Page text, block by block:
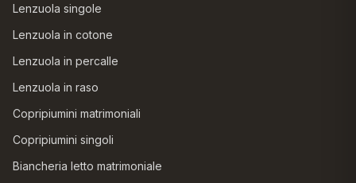
Lenzuola singole
Lenzuola in cotone
Lenzuola in percalle
Lenzuola in raso
Copripiumini matrimoniali
Copripiumini singoli
Biancheria letto matrimoniale